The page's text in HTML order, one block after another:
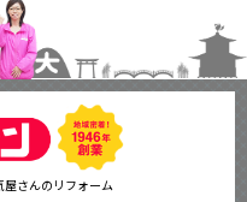
さんのリフォーム